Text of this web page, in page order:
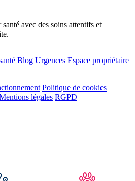
avec des soins attentifs et
Blog Urgences Espace propriétaire
Politique de cookies
légales RGPD